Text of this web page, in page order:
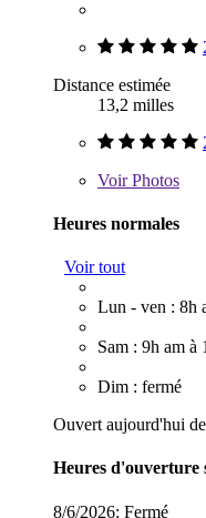
Distance estimée
13,2 milles
VoirPhotos
Heures normales
Voir tout
Lun - ven : 8h
Sam : 9h am à
Dim : fermé
Ouvert aujourd'hui
Heures d'ouverture
8/6/2026: Fermé